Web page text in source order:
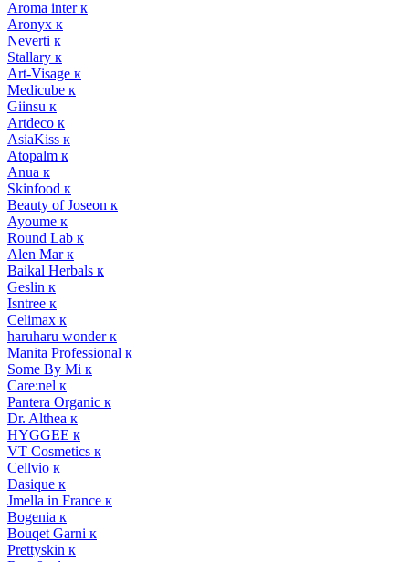
Aroma inter к
Aronyx к
Neverti к
Stallary к
Art-Visage к
Medicube к
Giinsu к
Artdeco к
AsiaKiss к
Atopalm к
Anua к
Skinfood к
Beauty of Joseon к
Ayoume к
Round Lab к
Alen Mar к
Baikal Herbals к
Geslin к
Isntree к
Celimax к
haruharu wonder к
Manita Professional к
Some By Mi к
Care:nel к
Pantera Organic к
Dr. Althea к
HYGGEE к
VT Cosmetics к
Cellvio к
Dasique к
Jmella in France к
Bogenia к
Bouqet Garni к
Prettyskin к